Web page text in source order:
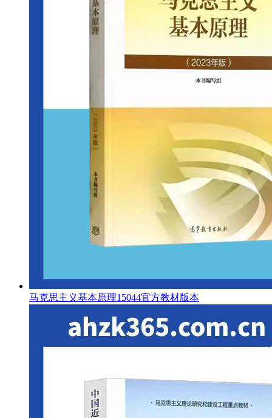
马克思主义基本原理15044官方教材版本